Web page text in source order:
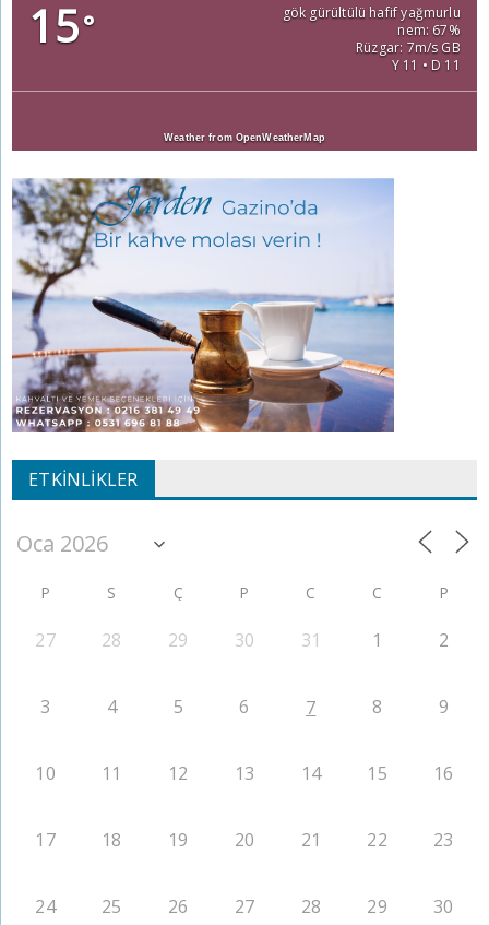
15°
gök gürültülü hafif yağmurlu
nem: 67%
Rüzgar: 7m/s GB
Y 11 • D 11
Weather from OpenWeatherMap
ETKINLIKLER
P S Ç P C C P
27 28 29 30 31 1 2
3 4 5 6 7 8 9
10 11 12 13 14 15 16
17 18 19 20 21 22 23
24 25 26 27 28 29 30